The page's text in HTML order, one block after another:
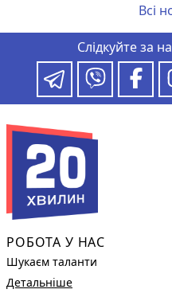
Всі
Слідкуйте за
РОБОТА У НАС
Шукаєм таланти
Детальніше